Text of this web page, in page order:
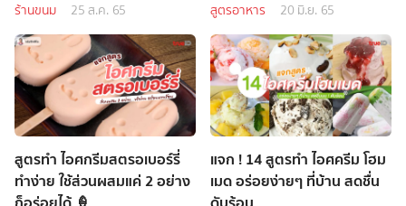
ร้านขนม 25 ส.ค. 65 สูตรอาหาร 20 มิ.ย. 65
สูตรทำ ไอศกรีมสตรอเบอร์รี่
ทำง่าย ใช้ส่วนผสมแค่ 2 อย่าง
แจก ! 14 สูตรทำ ไอศครีม โฮม
เมด อร่อยง่ายๆ ที่บ้าน สดชื่น